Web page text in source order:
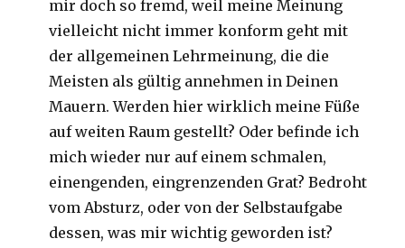
mir doch so fremd, weil meine Meinung
vielleicht nicht immer konform geht mit
der allgemeinen Lehrmeinung, die die
Meisten als gültig annehmen in Deinen
Mauern. Werden hier wirklich meine Füße
auf weiten Raum gestellt? Oder befinde ich
mich wieder nur auf einem schmalen,
einengenden, eingrenzenden Grat? Bedroht
vom Absturz, oder von der Selbstaufgabe
dessen, was mir wichtig geworden ist?